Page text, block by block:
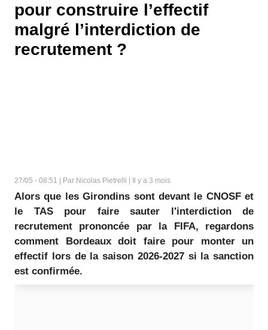
pour construire l’effectif
malgré l’interdiction de
recrutement ?
27/05 - 08:51 | Par Nicolas Pietrelli | Il y a 3 mois
Alors que les Girondins sont devant le CNOSF et
le TAS pour faire sauter l'interdiction de
recrutement prononcée par la FIFA, regardons
comment Bordeaux doit faire pour monter un
effectif lors de la saison 2026-2027 si la sanction
est confirmée.